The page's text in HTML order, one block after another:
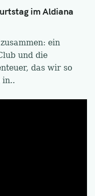
im Aldiana
ein
und die
das wir so
in..